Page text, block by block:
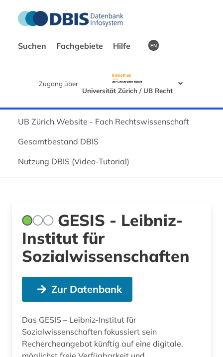
Suchen Fachgebiete Hilfe EN
Zugang über
Universität Zürich / UB Recht
UB Zürich Website - Fach Rechtswissenschaft
Gesamtbestand DBIS
Nutzung DBIS (Video-Tutorial)
GESIS - Leibniz-
Institut für
Sozialwissenschaften
Zur Datenbank
Das GESIS – Leibniz-Institut für
Sozialwissenschaften fokussiert sein
Rechercheangebot künftig auf eine digitale,